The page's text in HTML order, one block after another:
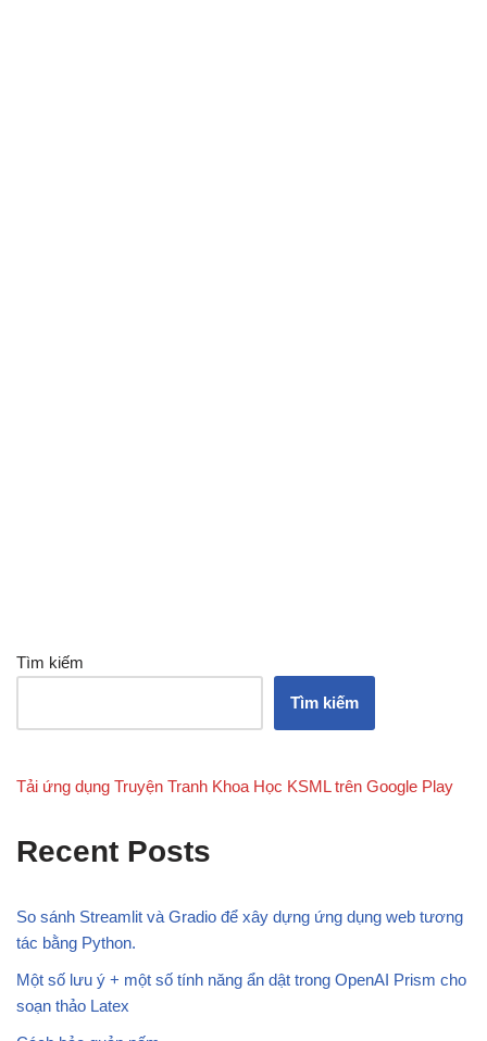
Tìm kiếm
Tìm kiếm
Tải ứng dụng Truyện Tranh Khoa Học KSML trên Google Play
Recent Posts
So sánh Streamlit và Gradio để xây dựng ứng dụng web tương
tác bằng Python.
Một số lưu ý + một số tính năng ẩn dật trong OpenAI Prism cho
soạn thảo Latex